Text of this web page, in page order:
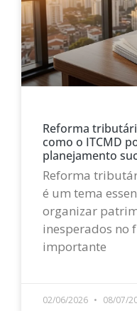
Reforma
como o ITCMD
planejamento
Reforma
é um tema
organizar
inesperados no
importante
02/06/2026 08/07/